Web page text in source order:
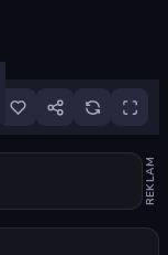
REKLAM